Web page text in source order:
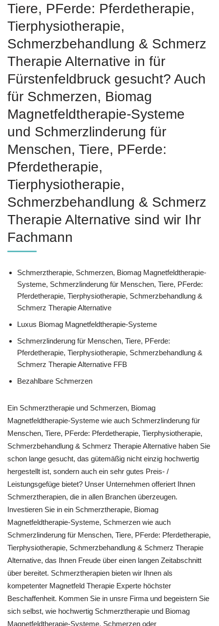
Tiere, PFerde: Pferdetherapie,
Tierphysiotherapie,
Schmerzbehandlung & Schmerz
Therapie Alternative in für
Fürstenfeldbruck gesucht? Auch
für Schmerzen, Biomag
Magnetfeldtherapie-Systeme
und Schmerzlinderung für
Menschen, Tiere, PFerde:
Pferdetherapie,
Tierphysiotherapie,
Schmerzbehandlung & Schmerz
Therapie Alternative sind wir Ihr
Fachmann
Schmerztherapie, Schmerzen, Biomag Magnetfeldtherapie-
Systeme, Schmerzlinderung für Menschen, Tiere, PFerde:
Pferdetherapie, Tierphysiotherapie, Schmerzbehandlung &
Schmerz Therapie Alternative
Luxus Biomag Magnetfeldtherapie-Systeme
Schmerzlinderung für Menschen, Tiere, PFerde:
Pferdetherapie, Tierphysiotherapie, Schmerzbehandlung &
Schmerz Therapie Alternative FFB
Bezahlbare Schmerzen
Ein Schmerztherapie und Schmerzen, Biomag
Magnetfeldtherapie-Systeme wie auch Schmerzlinderung für
Menschen, Tiere, PFerde: Pferdetherapie, Tierphysiotherapie,
Schmerzbehandlung & Schmerz Therapie Alternative haben Sie
schon lange gesucht, das gütemäßig nicht einzig hochwertig
hergestellt ist, sondern auch ein sehr gutes Preis- /
Leistungsgefüge bietet? Unser Unternehmen offeriert Ihnen
Schmerztherapien, die in allen Branchen überzeugen.
Investieren Sie in ein Schmerztherapie, Biomag
Magnetfeldtherapie-Systeme, Schmerzen wie auch
Schmerzlinderung für Menschen, Tiere, PFerde: Pferdetherapie,
Tierphysiotherapie, Schmerzbehandlung & Schmerz Therapie
Alternative, das Ihnen Freude über einen langen Zeitabschnitt
über bereitet. Schmerztherapien bieten wir Ihnen als
kompetenter Magnetfeld Therapie Experte höchster
Beschaffenheit. Kommen Sie in unsre Firma und begeistern Sie
sich selbst, wie hochwertig Schmerztherapie und Biomag
Magnetfeldtherapie-Systeme, Schmerzen oder